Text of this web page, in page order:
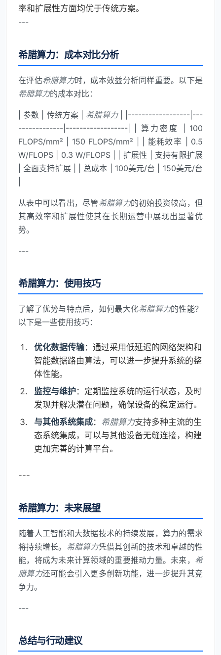
率和扩展性方面均优于传统方案。
---
希腊算力：成本对比分析
在评估希腊算力时，成本效益分析同样重要。以下是
希腊算力的成本对比：
| 参数 | 传统方案 | 希腊算力| |------------------|---
-------------|------------------| | 算力密度 | 100
FLOPS/mm² | 150 FLOPS/mm² | | 能耗效率 | 0.5
W/FLOPS | 0.3 W/FLOPS | | 扩展性 | 支持有限扩展
| 全面支持扩展 | | 总成本 | 100美元/台 | 150美元/台
从表中可以看出，尽管希腊算力的初始投资较高，但
其高效率和扩展性使其在长期运营中展现出显著优
势。
---
希腊算力：使用技巧
了解了优势与特点后，如何最大化希腊算力的性能？
以下是一些使用技巧：
优化数据传输：通过采用低延迟的网络架构和
智能数据路由算法，可以进一步提升系统的整
体性能。
监控与维护：定期监控系统的运行状态，及时
发现并解决潜在问题，确保设备的稳定运行。
与其他系统集成： 希腊算力支持多种主流的生
态系统集成，可以与其他设备无缝连接，构建
更加完善的计算平台。
---
希腊算力：未来展望
随着人工智能和大数据技术的持续发展，算力的需求
将持续增长。 希腊算力凭借其创新的技术和卓越的性
能，将成为未来计算领域的重要推动力量。未来， 希
腊算力还可能会引入更多创新功能，进一步提升其竞
争力。
---
总结与行动建议